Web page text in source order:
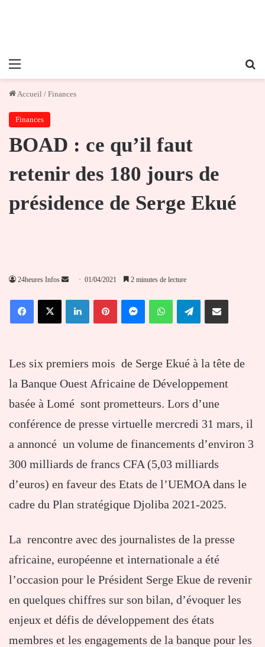
Menu
Accueil / Finances
Finances
BOAD : ce qu’il faut
retenir des 180 jours de
présidence de Serge Ekué
24heures Infos
Envoyer
courriel
01/04/2021 2 minutes de lecture
FacebookX LinkedinPinterestMessengerWhatsAppTelegramPartager par email
Les six premiers mois de Serge Ekué à la tête de
la Banque Ouest Africaine de Développement
basée à Lomé sont prometteurs. Lors d’une
conférence de presse virtuelle mercredi 31 mars, il
a annoncé un volume de financements d’environ 3
300 milliards de francs CFA (5,03 milliards
d’euros) en faveur des Etats de l’UEMOA dans le
cadre du Plan stratégique Djoliba 2021-2025.
La rencontre avec des journalistes de la presse
africaine, européenne et internationale a été
l’occasion pour le Président Serge Ekue de revenir
en quelques chiffres sur son bilan, d’évoquer les
enjeux et défis de développement des états
membres et les engagements de la banque pour les